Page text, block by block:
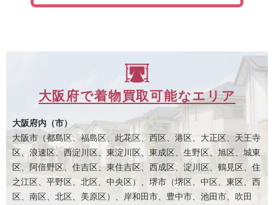
大阪府で着物買取可能なエリア
大阪府内（市）
大阪市（都島区、福島区、此花区、西区、港区、大正区、天王寺
区、浪速区、西淀川区、東淀川区、東成区、生野区、旭区、城東
区、阿倍野区、住吉区、東住吉区、西成区、淀川区、鶴見区、住
之江区、平野区、北区、中央区）、堺市（堺区、中区、東区、西
区、南区、北区、美原区）、岸和田市、豊中市、池田市、吹田